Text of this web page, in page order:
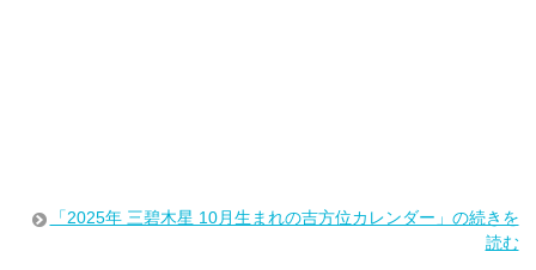
「2025年 三碧木星 10月生まれの吉方位カレンダー」の続きを
読む